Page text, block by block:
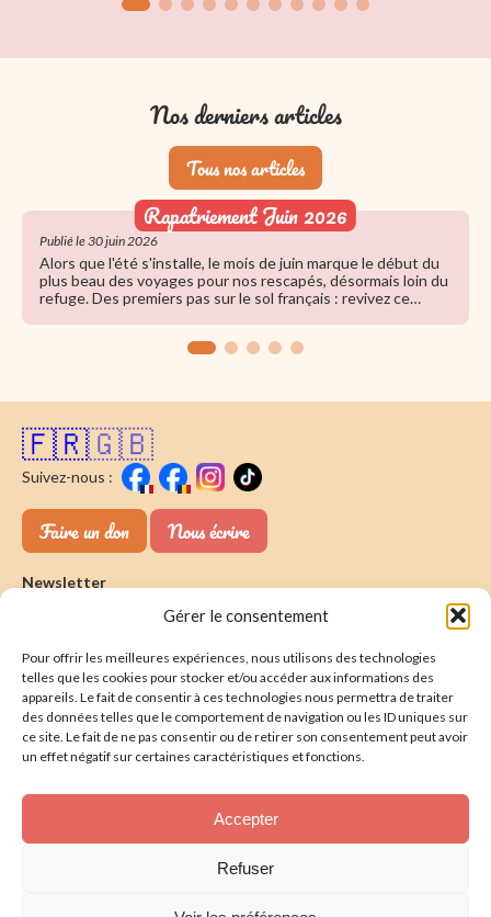
Gérer le consentement
Pour offrir les meilleures expériences, nous utilisons des technologies
telles que les cookies pour stocker et/ou accéder aux informations des
appareils. Le fait de consentir à ces technologies nous permettra de traiter
des données telles que le comportement de navigation ou les ID uniques sur
ce site. Le fait de ne pas consentir ou de retirer son consentement peut avoir
un effet négatif sur certaines caractéristiques et fonctions.
Accepter
Refuser
Nos derniers articles
Tous nos articles
Rapatriement Juin 2026
Publié le 30 juin 2026
Alors que l'été s'installe, le mois de juin marque le début du
plus beau des voyages pour nos rescapés, désormais loin du
refuge. Des premiers pas sur le sol français : revivez ce
🇫🇷🇬🇧
Suivez-nous :
Faire un don Nous écrire
Newsletter
Souscrire
J'ai lu & j'accepte la politique de confidentalité
Présentation
Nos actions